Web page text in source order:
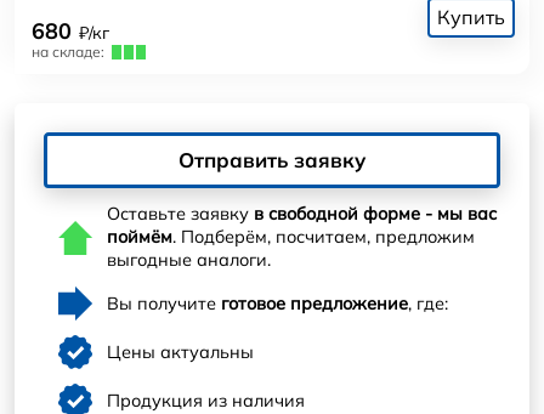
680 ₽/кг
на складе:
Купить
Отправить заявку
Оставьте заявку в свободной форме - мы вас
поймём. Подберём, посчитаем, предложим
выгодные аналоги.
Вы получите готовое предложение, где:
Цены актуальны
Продукция из наличия